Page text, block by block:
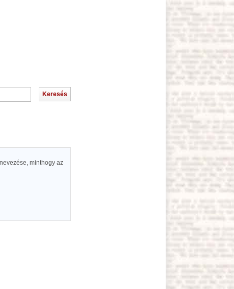
minthogy az